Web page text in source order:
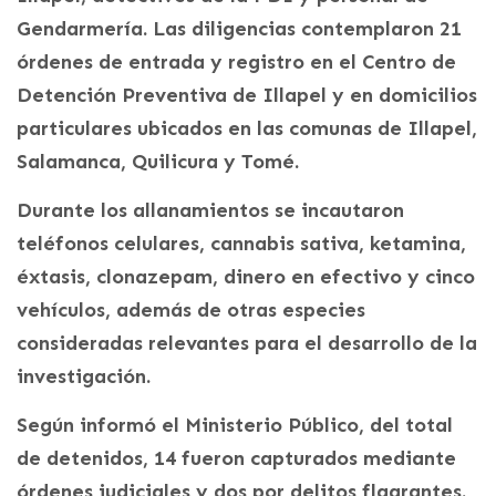
Gendarmería. Las diligencias contemplaron 21
órdenes de entrada y registro en el Centro de
Detención Preventiva de Illapel y en domicilios
particulares ubicados en las comunas de Illapel,
Salamanca, Quilicura y Tomé.
Durante los allanamientos se incautaron
teléfonos celulares, cannabis sativa, ketamina,
éxtasis, clonazepam, dinero en efectivo y cinco
vehículos, además de otras especies
consideradas relevantes para el desarrollo de la
investigación.
Según informó el Ministerio Público, del total
de detenidos, 14 fueron capturados mediante